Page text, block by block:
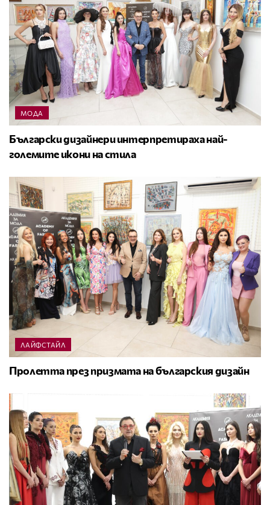
МОДА
Български дизайнери интерпретираха най-
големите икони на стила
ЛАЙФСТАЙЛ
Пролетта през призмата на българския дизайн